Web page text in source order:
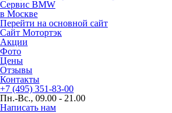
Сервис BMW
в Москве
Перейти на основной сайт
Сайт Мотортэк
Акции
Фото
Цены
Отзывы
Контакты
+7 (495) 351-83-00
Пн.-Вс., 09.00 - 21.00
Написать нам